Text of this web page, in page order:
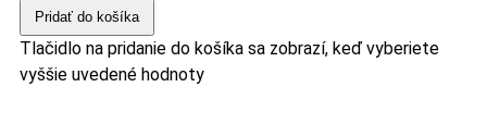
Pridať do košíka
Tlačidlo na pridanie do košíka sa zobrazí, keď vyberiete
vyššie uvedené hodnoty